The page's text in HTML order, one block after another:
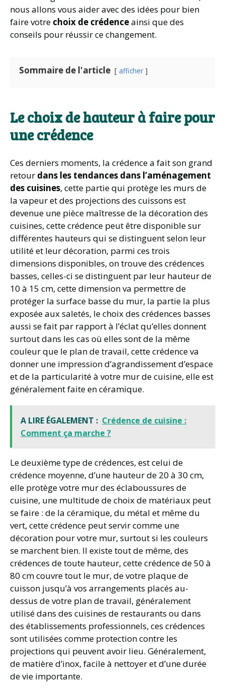
nous allons vous aider avec des idées pour bien
faire votre choix de crédenceainsi que des
conseils pour réussir ce changement.
Sommaire de l'article afficher
Le choix de hauteur à faire pour
une crédence
Ces derniers moments, la crédence a fait son grand
retour dans les tendances dans l’aménagement
des cuisines, cette partie qui protège les murs de
la vapeur et des projections des cuissons est
devenue une pièce maîtresse de la décoration des
cuisines, cette crédence peut être disponible sur
différentes hauteurs qui se distinguent selon leur
utilité et leur décoration, parmi ces trois
dimensions disponibles, on trouve des crédences
basses, celles-ci se distinguent par leur hauteur de
10 à 15 cm, cette dimension va permettre de
protéger la surface basse du mur, la partie la plus
exposée aux saletés, le choix des crédences basses
aussi se fait par rapport à l’éclat qu’elles donnent
surtout dans les cas où elles sont de la même
couleur que le plan de travail, cette crédence va
donner une impression d’agrandissement d’espace
et de la particularité à votre mur de cuisine, elle est
généralement faite en céramique.
A LIRE ÉGALEMENT : Crédence de cuisine :
Comment ça marche ?
Le deuxième type de crédences, est celui de
crédence moyenne, d’une hauteur de 20 à 30 cm,
elle protège votre mur des éclaboussures de
cuisine, une multitude de choix de matériaux peut
se faire : de la céramique, du métal et même du
vert, cette crédence peut servir comme une
décoration pour votre mur, surtout si les couleurs
se marchent bien. Il existe tout de même, des
crédences de toute hauteur, cette crédence de 50 à
80 cm couvre tout le mur, de votre plaque de
cuisson jusqu’à vos arrangements placés au-
dessus de votre plan de travail, généralement
utilisé dans des cuisines de restaurants ou dans
des établissements professionnels, ces crédences
sont utilisées comme protection contre les
projections qui peuvent avoir lieu. Généralement,
de matière d’inox, facile à nettoyer et d’une durée
de vie importante.